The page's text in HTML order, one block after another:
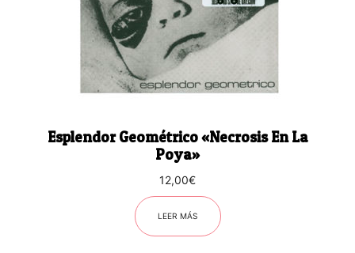
Esplendor Geométrico «Necrosis En La
Poya»
12,00€
LEER MÁS